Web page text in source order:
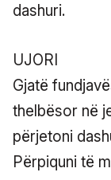
dashuri.
UJORI
Gjatë
thelbësor në
përjetoni
Përpiquni të